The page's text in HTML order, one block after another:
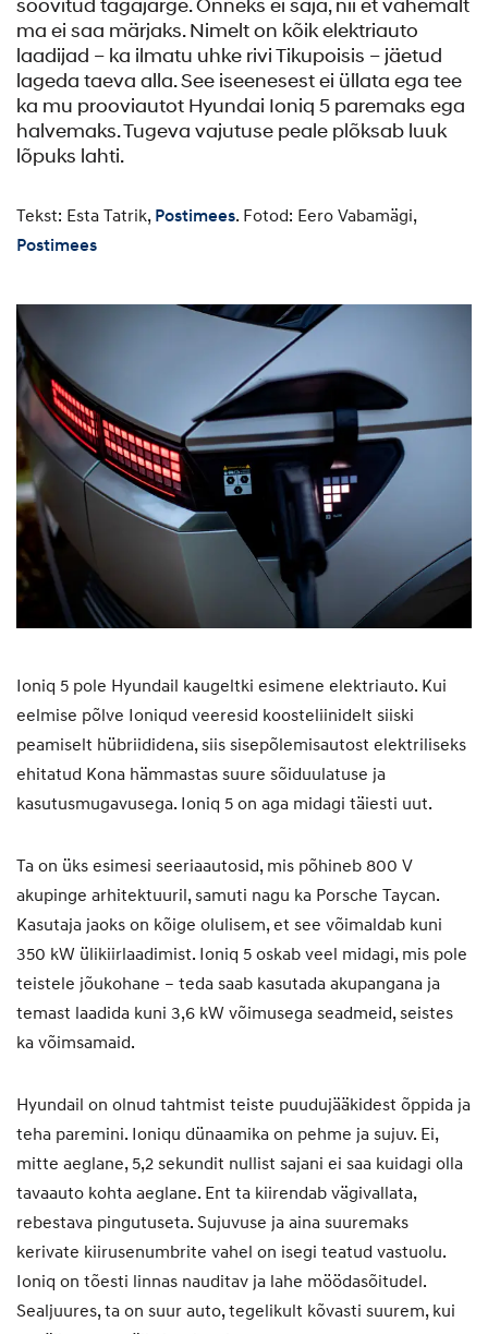
soovitud tagajärge. Õnneks ei saja, nii et vähemalt
ma ei saa märjaks. Nimelt on kõik elektriauto
laadijad – ka ilmatu uhke rivi Tikupoisis – jäetud
lageda taeva alla. See iseenesest ei üllata ega tee
ka mu prooviautot Hyundai Ioniq 5 paremaks ega
halvemaks. Tugeva vajutuse peale plõksab luuk
lõpuks lahti.
Tekst: Esta Tatrik, Postimees. Fotod: Eero Vabamägi,
Postimees
Ioniq 5 pole Hyundail kaugeltki esimene elektriauto. Kui
eelmise põlve Ioniqud veeresid koosteliinidelt siiski
peamiselt hübriididena, siis sisepõlemisautost elektriliseks
ehitatud Kona hämmastas suure sõiduulatuse ja
kasutusmugavusega. Ioniq 5 on aga midagi täiesti uut.
Ta on üks esimesi seeriaautosid, mis põhineb 800 V
akupinge arhitektuuril, samuti nagu ka Porsche Taycan.
Kasutaja jaoks on kõige olulisem, et see võimaldab kuni
350 kW ülikiirlaadimist. Ioniq 5 oskab veel midagi, mis pole
teistele jõukohane – teda saab kasutada akupangana ja
temast laadida kuni 3,6 kW võimusega seadmeid, seistes
ka võimsamaid.
Hyundail on olnud tahtmist teiste puudujääkidest õppida ja
teha paremini. Ioniqu dünaamika on pehme ja sujuv. Ei,
mitte aeglane, 5,2 sekundit nullist sajani ei saa kuidagi olla
tavaauto kohta aeglane. Ent ta kiirendab vägivallata,
rebestava pingutuseta. Sujuvuse ja aina suuremaks
kerivate kiirusenumbrite vahel on isegi teatud vastuolu.
Ioniq on tõesti linnas nauditav ja lahe möödasõitudel.
Sealjuures, ta on suur auto, tegelikult kõvasti suurem, kui